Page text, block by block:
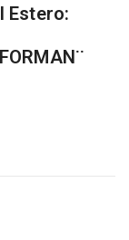
Estero: